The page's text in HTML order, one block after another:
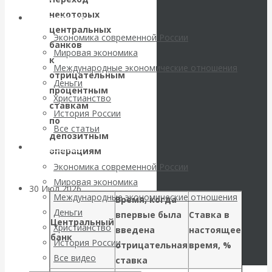
Архив статей
Экономика современной России
Мировая экономика
Международные экономические отношения
Деньги
Христианство
История России
Все статьи
Архив Видео
Экономика современной России
Мировая экономика
Международные экономические отношения
Деньги
Христианство
История России
Все видео
погоду на
финансовых
рынках?
Минфины хотят
быть главнее
Центробанков?
30 Июл 2026Цифровая
экономика
Валентин
некоторых
центральных
банков
к
отрицательным
процентным
ставкам
по
депозитным
операциям
Центральный
банк
Время, когда
впервые была
введена
отрицательная
ставка
Ставка в
настоящее
время, %